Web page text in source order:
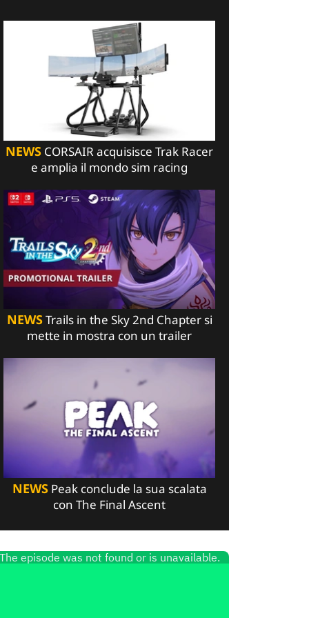
NEWS CORSAIR acquisisce Trak Racer
e amplia il mondo sim racing
NEWSTrails in the Sky 2nd Chapter si
mette in mostra con un trailer
NEWSPeak conclude la sua scalata
con The Final Ascent